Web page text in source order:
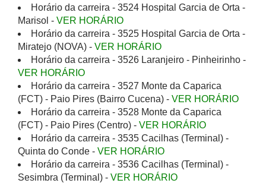
Horário da carreira - 3524 Hospital Garcia de Orta -
Marisol - VER HORÁRIO
Horário da carreira - 3525 Hospital Garcia de Orta -
Miratejo (NOVA) - VER HORÁRIO
Horário da carreira - 3526 Laranjeiro - Pinheirinho -
VER HORÁRIO
Horário da carreira - 3527 Monte da Caparica
(FCT) - Paio Pires (Bairro Cucena) - VER HORÁRIO
Horário da carreira - 3528 Monte da Caparica
(FCT) - Paio Pires (Centro) - VER HORÁRIO
Horário da carreira - 3535 Cacilhas (Terminal) -
Quinta do Conde - VER HORÁRIO
Horário da carreira - 3536 Cacilhas (Terminal) -
Sesimbra (Terminal) - VER HORÁRIO